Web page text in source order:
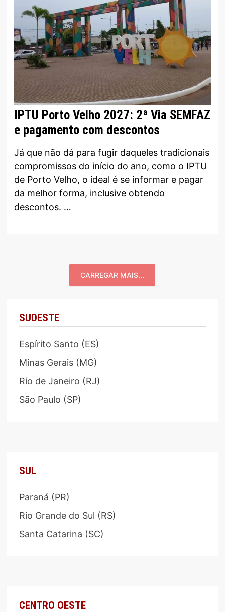
IPTU Porto Velho 2027: 2ª Via SEMFAZ
e pagamento com descontos
Já que não dá para fugir daqueles tradicionais
compromissos do início do ano, como o IPTU
de Porto Velho, o ideal é se informar e pagar
da melhor forma, inclusive obtendo
descontos. …
CARREGAR MAIS...
SUDESTE
Espírito Santo (ES)
Minas Gerais (MG)
Rio de Janeiro (RJ)
São Paulo (SP)
SUL
Paraná (PR)
Rio Grande do Sul (RS)
Santa Catarina (SC)
CENTRO OESTE